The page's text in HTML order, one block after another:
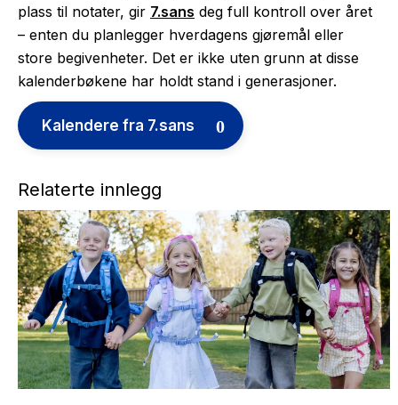
plass til notater, gir 7.sans deg full kontroll over året
– enten du planlegger hverdagens gjøremål eller
store begivenheter. Det er ikke uten grunn at disse
kalenderbøkene har holdt stand i generasjoner.
Kalendere fra 7.sans
Relaterte innlegg